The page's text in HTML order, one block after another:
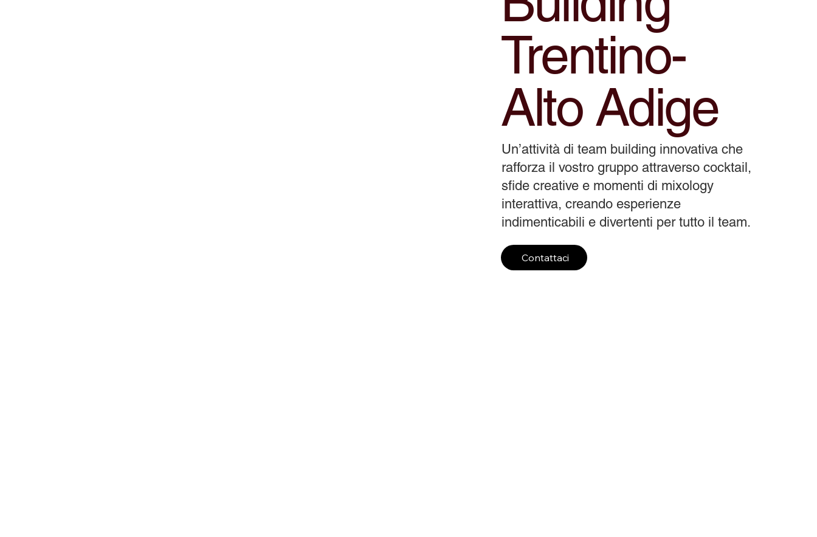
Trentino-
Alto Adige
Un’attività di team building innovativa che
rafforza il vostro gruppo attraverso cocktail,
sfide creative e momenti di mixology
interattiva, creando esperienze
indimenticabili e divertenti per tutto il team.
Contattaci